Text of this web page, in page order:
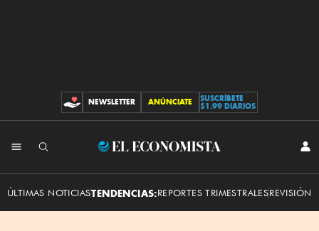
CONTRIBUCIONES
NEWSLETTER ANÚNCIATE
SUSCRÍBETE
$1.99 DIARIOS
El
ÚLTIMAS NOTICIASTENDENCIAS:REPORTES TRIMESTRALESREVISIÓN